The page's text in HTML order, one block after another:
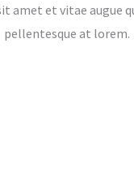
amet et vitae augue
pellentesque at lorem.